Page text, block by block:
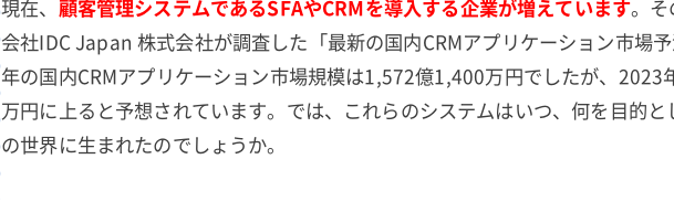
現在、 顧客管理システムであるSFAやCRMを導入する企業が増えています。
会社IDC Japan 株式会社が調査した「最新の国内CRMアプリケーション市場
年の国内CRMアプリケーション市場規模は1,572億1,400万円でしたが、
万円に上ると予想されています。では、これらのシステムはいつ、何を目的
の世界に生まれたのでしょうか。